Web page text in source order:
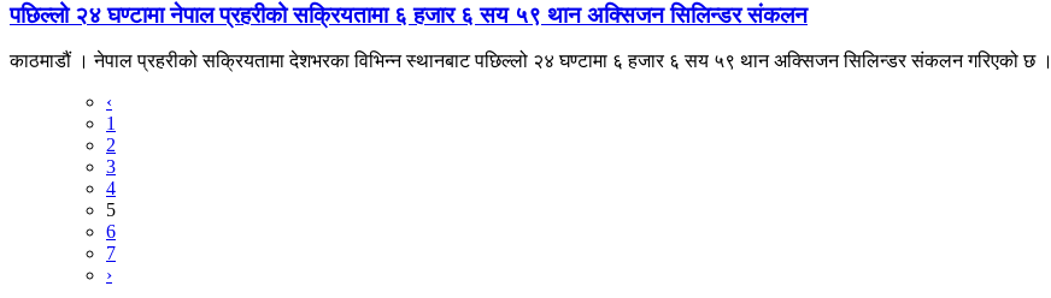
पछिल्लो २४ घण्टामा नेपाल प्रहरीको सक्रियतामा ६ हजार ६ सय ५९ थान अक्सिजन सिलिन्डर संकलन
काठमाडौं । नेपाल प्रहरीको सक्रियतामा देशभरका विभिन्न स्थानबाट पछिल्लो २४ घण्टामा ६ हजार ६ सय ५९ थान अक्सिजन सिलिन्डर संकलन गरिएको छ
‹
1
2
3
4
5
6
7
›